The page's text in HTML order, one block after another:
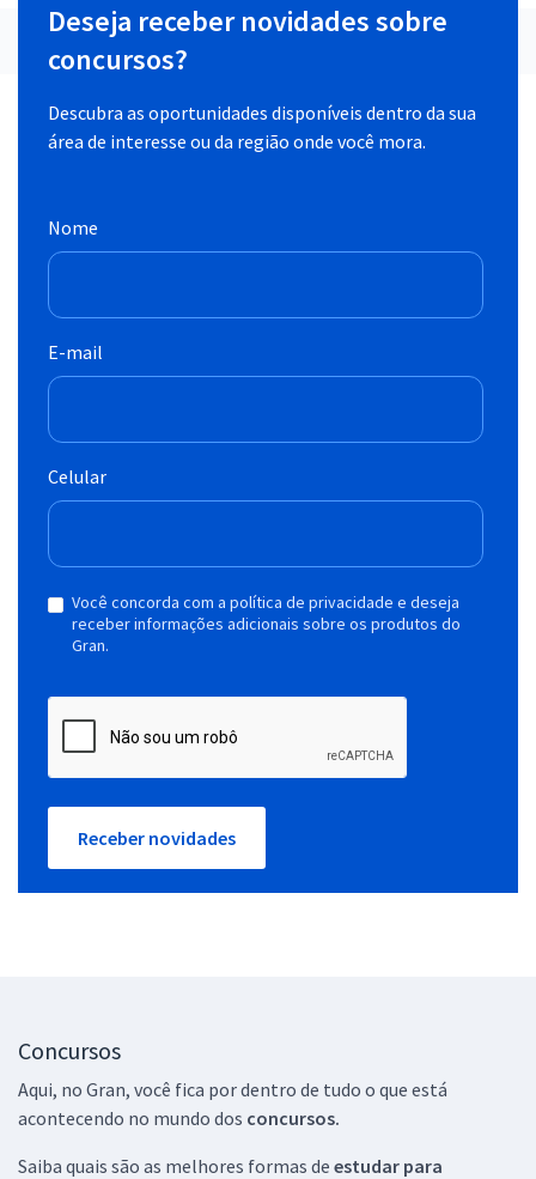
Deseja receber novidades sobre
concursos?
Descubra as oportunidades disponíveis dentro da sua
área de interesse ou da região onde você mora.
Nome
E-mail
Celular
Você concorda com a política de privacidade e deseja
receber informações adicionais sobre os produtos do
Gran.
Receber novidades
Concursos
Aqui, no Gran, você fica por dentro de tudo o que está
acontecendo no mundo dos concursos.
Saiba quais são as melhores formas de estudar para